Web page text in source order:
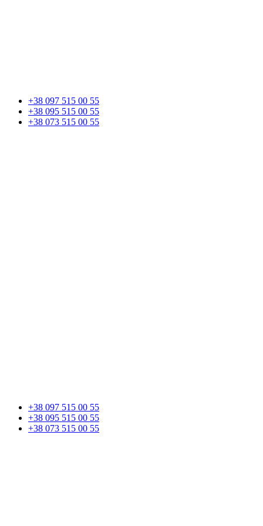
+38 097 515 00 55
+38 095 515 00 55
+38 073 515 00 55
+38 097 515 00 55
+38 095 515 00 55
+38 073 515 00 55